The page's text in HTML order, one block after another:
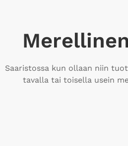
Saaristossa kun ollaan niin
tavalla tai toisella usein